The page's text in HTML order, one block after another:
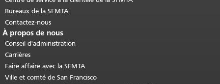
Bureaux de la SFMTA
Contactez-nous
À propos de nous
Conseil d'administration
Carrières
Faire affaire avec la SFMTA
Ville et comté de San Francisco